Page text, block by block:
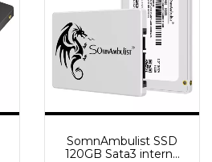
SomnAmbulist SSD
120GB Sata3 interno